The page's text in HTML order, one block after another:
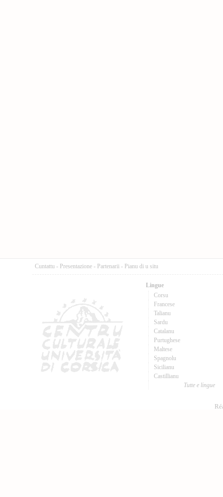
Cuntattu - Presentazione - Partenarii - Pianu di u situ
Lingue
Corsu
Francese
Talianu
Sardu
Catalanu
Purtughese
Maltese
Spagnolu
Sicilianu
Castillianu
Tutte e lingue